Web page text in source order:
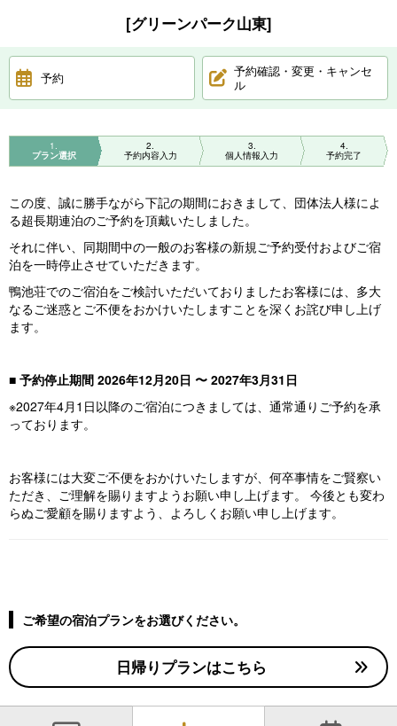
[グリーンパーク山東]
予約
予約確認・変更・キャンセ
ル
1
プラン選択
2
予約内容入力
3
個人情報入力
4
予約完了
この度、誠に勝手ながら下記の期間におきまして、団体法人様によ
る超長期連泊のご予約を頂戴いたしました。
それに伴い、同期間中の一般のお客様の新規ご予約受付およびご宿
泊を一時停止させていただきます。
鴨池荘でのご宿泊をご検討いただいておりましたお客様には、多大
なるご迷惑とご不便をおかけいたしますことを深くお詫び申し上げ
ます。
■ 予約停止期間 2026年12月20日 〜 2027年3月31日
※2027年4月1日以降のご宿泊につきましては、通常通りご予約を承
っております。
お客様には大変ご不便をおかけいたしますが、何卒事情をご賢察い
ただき、ご理解を賜りますようお願い申し上げます。 今後とも変わ
らぬご愛顧を賜りますよう、よろしくお願い申し上げます。
ご希望の宿泊プランをお選びください。
日帰りプランはこちら